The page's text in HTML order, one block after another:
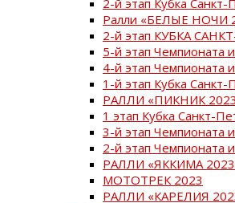
Ралли «БЕЛЫЕ НОЧИ
2-й этап КУБКА
5-й этап Чемпионата
4-й этап Чемпионата
1-й этап Кубка Санкт-
РАЛЛИ «ПИКНИК
1 этап Кубка Санкт-
3-й этап Чемпионата
2-й этап Чемпионата
РАЛЛИ «ЯККИМА
МОТОТРЕК 2023
РАЛЛИ «КАРЕЛИЯ